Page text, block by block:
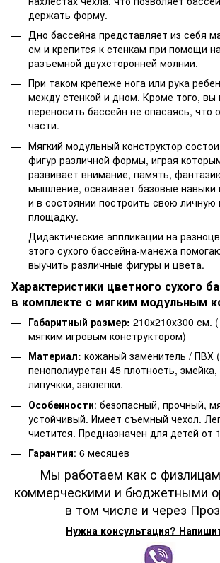
держать форму.
Дно бассейна представляет из себя
см и крепится к стенкам при помощи
разъемной двухсторонней молнии.
При таком крепеже нога или рука
между стенкой и дном. Кроме того, вы
переносить бассейн не опасаясь, что
части.
Мягкий модульный конструктор
фигур различной формы, играя
развивает внимание, память,
мышление, осваивает базовые навыки
и в состоянии построить свою личную
площадку.
Дидактические аппликации на
этого сухого бассейна-манежа
выучить различные фигуры и цвета.
Характеристики цветного сухого
в комплекте с мягким модульным
Габаритный размер: 210х210х300 см.
мягким игровым конструктором)
Материал: кожаный заменитель / ПВХ
пенополиуретан 45 плотность,
липучкки, заклепки.
Особенности: безопасный, прочный,
устойчивый. Имеет съемный чехол.
чистится. Предназначен для детей от
Гарантия: 6 месяцев
Мы работаем как с
коммерческими и бюджетными
в том числе и через
Нужна консультация?